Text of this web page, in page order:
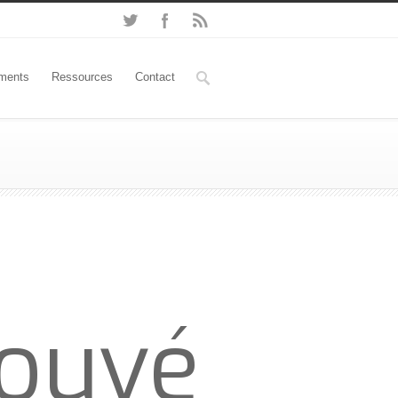
Ressources Contact